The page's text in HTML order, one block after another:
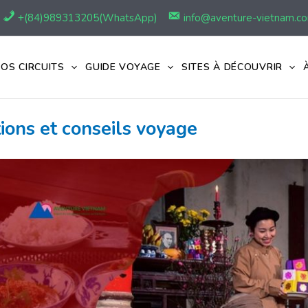
+(84)989313205(WhatsApp) info@aventure-
CIRCUITS GUIDE VOYAGE SITES À DÉCOUVRIR
et conseils voyage